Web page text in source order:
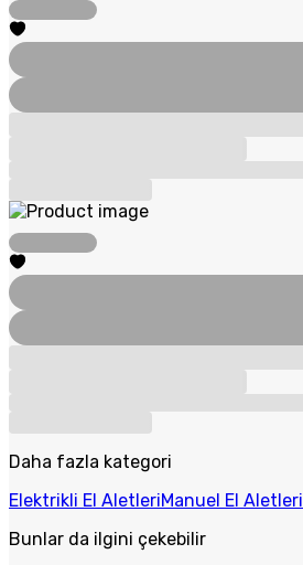
Daha fazla kategori
Elektrikli El AletleriManuel El Aletleri
Bunlar da ilgini çekebilir